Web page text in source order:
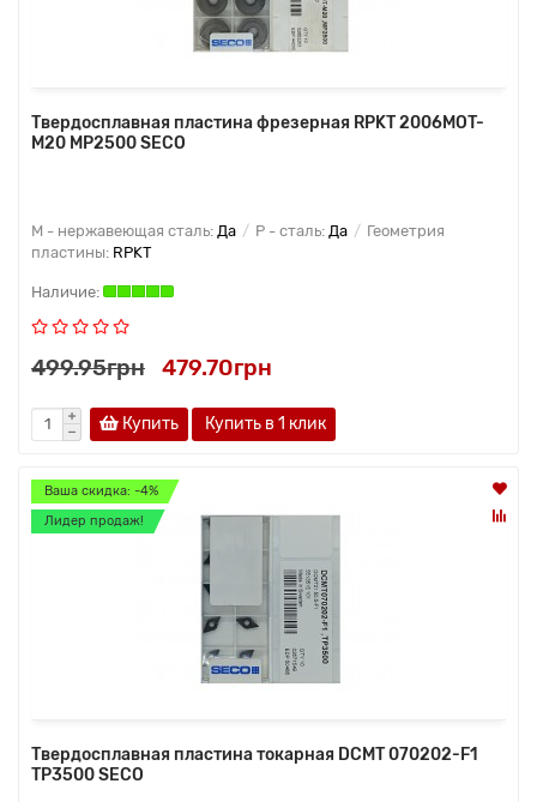
Твердосплавная пластина фрезерная RPKT 2006MOT-
M20 MP2500 SECO
M - нержавеющая сталь: Да P - сталь: Да
Геометрия
пластины: RPKT
499.95грн 479.70грн
Купить Купить в 1 клик
Ваша скидка: -4%
Лидер продаж!
Твердосплавная пластина токарная DCMT 070202-F1
TP3500 SECO